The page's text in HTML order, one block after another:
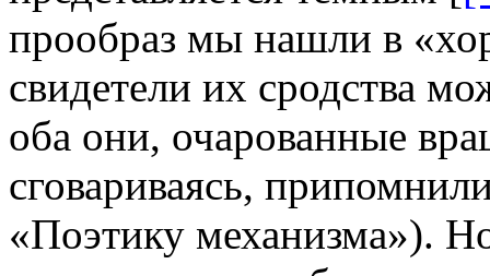
прообраз мы нашли в
свидетели их сродства
оба они, очарованные
сговариваясь,
«Поэтику механизма»).